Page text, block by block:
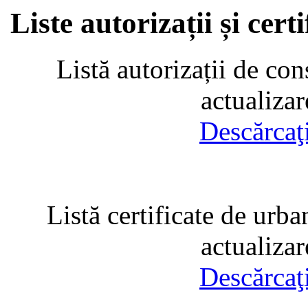
Liste autorizații și
Listă autorizații de
Listă certificate de